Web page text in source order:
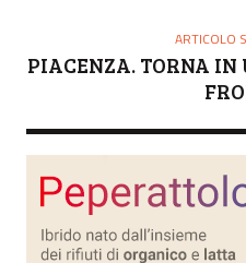
ARTICOLO
PIACENZA. TORNA